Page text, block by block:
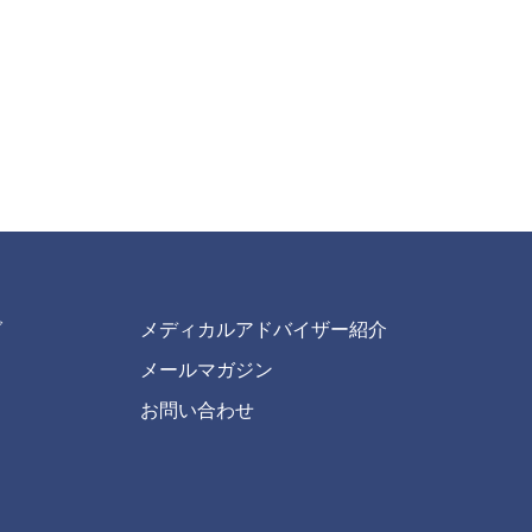
メディカルアドバイザー紹介
メールマガジン
お問い合わせ